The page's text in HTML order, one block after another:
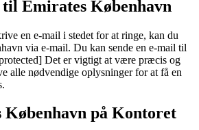
til Emirates København
en e-mail i stedet for at ringe, kan du
via e-mail. Du kan sende en e-mail til
Det er vigtigt at være præcis og
alle nødvendige oplysninger for at få en
København på Kontoret